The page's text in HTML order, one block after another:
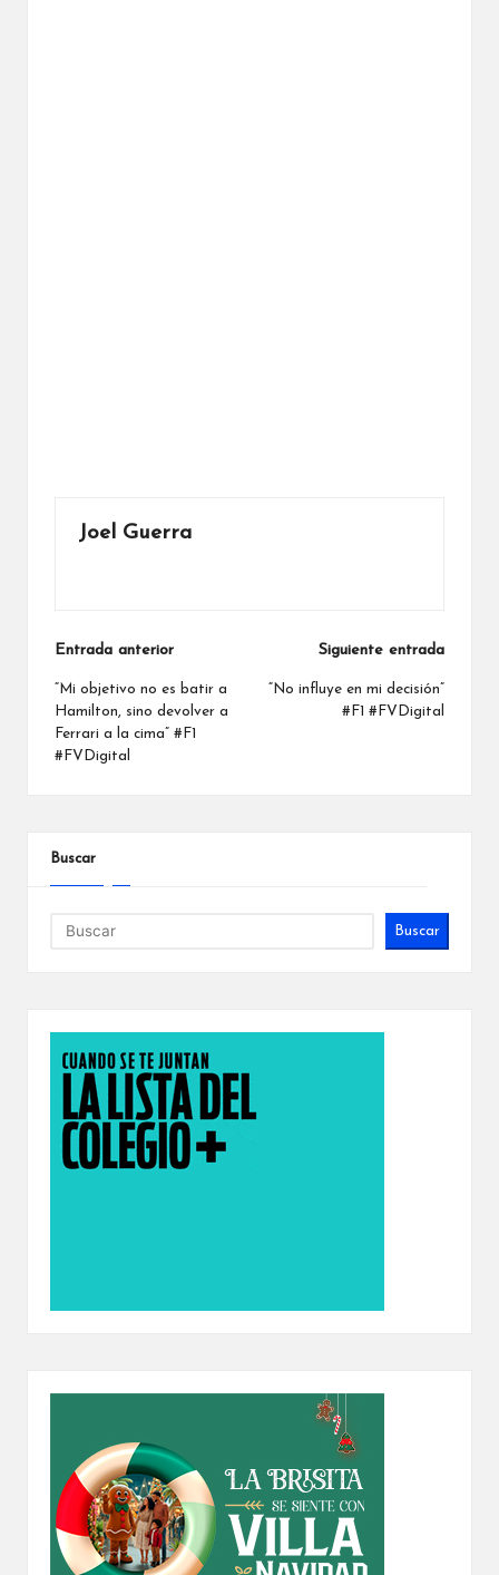
Joel Guerra
Navegación
de
entradas
Entrada anterior
“Mi objetivo no es batir a
Hamilton, sino devolver a
Ferrari a la cima” #F1
#FVDigital
Siguiente entrada
“No influye en mi decisión”
#F1 #FVDigital
Buscar
Buscar